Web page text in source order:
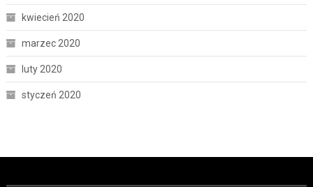
kwiecień 2020
marzec 2020
luty 2020
styczeń 2020